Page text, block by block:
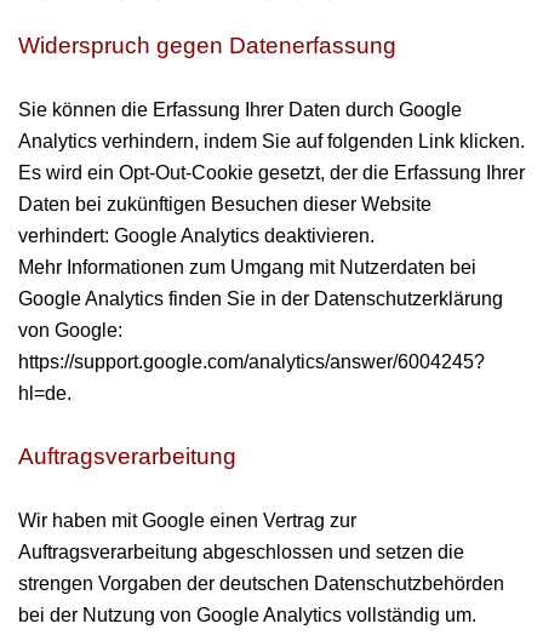
Widerspruch gegen Datenerfassung
Sie können die Erfassung Ihrer Daten durch Google
Analytics verhindern, indem Sie auf folgenden Link klicken.
Es wird ein Opt-Out-Cookie gesetzt, der die Erfassung Ihrer
Daten bei zukünftigen Besuchen dieser Website
verhindert: Google Analytics deaktivieren.
Mehr Informationen zum Umgang mit Nutzerdaten bei
Google Analytics finden Sie in der Datenschutzerklärung
von Google:
https://support.google.com/analytics/answer/6004245?
hl=de.
Auftragsverarbeitung
Wir haben mit Google einen Vertrag zur
Auftragsverarbeitung abgeschlossen und setzen die
strengen Vorgaben der deutschen Datenschutzbehörden
bei der Nutzung von Google Analytics vollständig um.